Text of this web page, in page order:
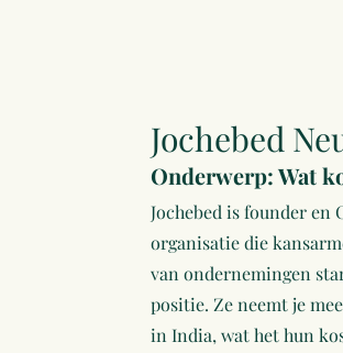
Jochebed
Onderwerp: Wat
Jochebed is founder en
organisatie die
van ondernemingen
positie. Ze neemt je
in India, wat het hun